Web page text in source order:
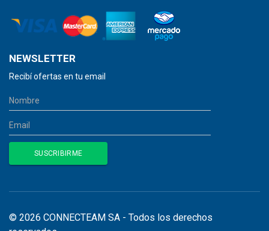
NEWSLETTER
Recibí ofertas en tu email
© 2026 CONNECTEAM SA - Todos los derechos